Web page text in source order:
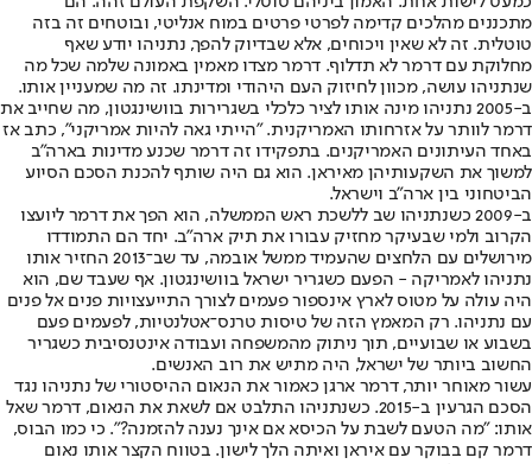
מתכננים מהלכים קדימה לפרטי פרטים במוח אנליטי, ובוטחים זה בזה
טוטלית. זה לא שאין ויכוחים, אלא שבדיוק להפך, נתניהו יודע שאף
מחלוקת עם דרמר לא תדלוף. דרמר מצדו מאמין באמונה שלמה שכל מה
שנתניהו עושה, מכוון לחיזוק העם היהודי ומדינתו. זה מה שמעניין אותו.
ב-2005 נתניהו מינה אותו לציר כלכלי בשגרירות בוושינגטון, מה שחייב את
דרמר לוותר על אזרחותו האמריקנית. "הייתי גאה להיות אמריקני", כתב אז
באחד העיתונים האמריקנים. בתפקידו זה דרמר שכנע מדינות בארה"ב
למשוך את השקעותיהן מאיראן. הוא גם היה שותף להכנת הסכם הסיוע
הביטחוני בין ארה"ב וישראל.
ב-2009 כשנתניהו שב ללשכת ראש הממשלה, הוא הפך את דרמר ליועצו
הקרוב ולמי שבעיקר מחזיק עבורו את תיק ארה"ב. יחד הם התמודדו
מירושלים עם הלחצים שהעמיד ממשל אובמה, עד שב־2013 החזיר אותו
נתניהו לאמריקה - הפעם כשגריר ישראל בוושינגטון. אף שעבד שם, הוא
היה עולה על מטוס לארץ אינספור פעמים לצורך התייעצויות פנים אל פנים
עם נתניהו. רק המאמץ הזה של טיסות טרנס־אטלנטיות, לפעמים פעם
בשבוע או שבועיים, תוך ניתוק מהמשפחה ועבודה אינטנסיבית כשגריר
החשוב ביותר של ישראל, היה מתיש את רוב האנשים.
עשור מאוחר יותר, דרמר ארגן כאמור את הנאום ההיסטורי של נתניהו נגד
הסכם הגרעין ב-2015. כשנתניהו התלבט אם לשאת את הנאום, דרמר שאל
אותו: "מה הטעם לשבת על הכיסא אם אינך נענה להזמנה?". כי כמו הבוס,
דרמר קם בבוקר עם איראן ואיתה הלך לישון. בטווח הקצר אותו נאום